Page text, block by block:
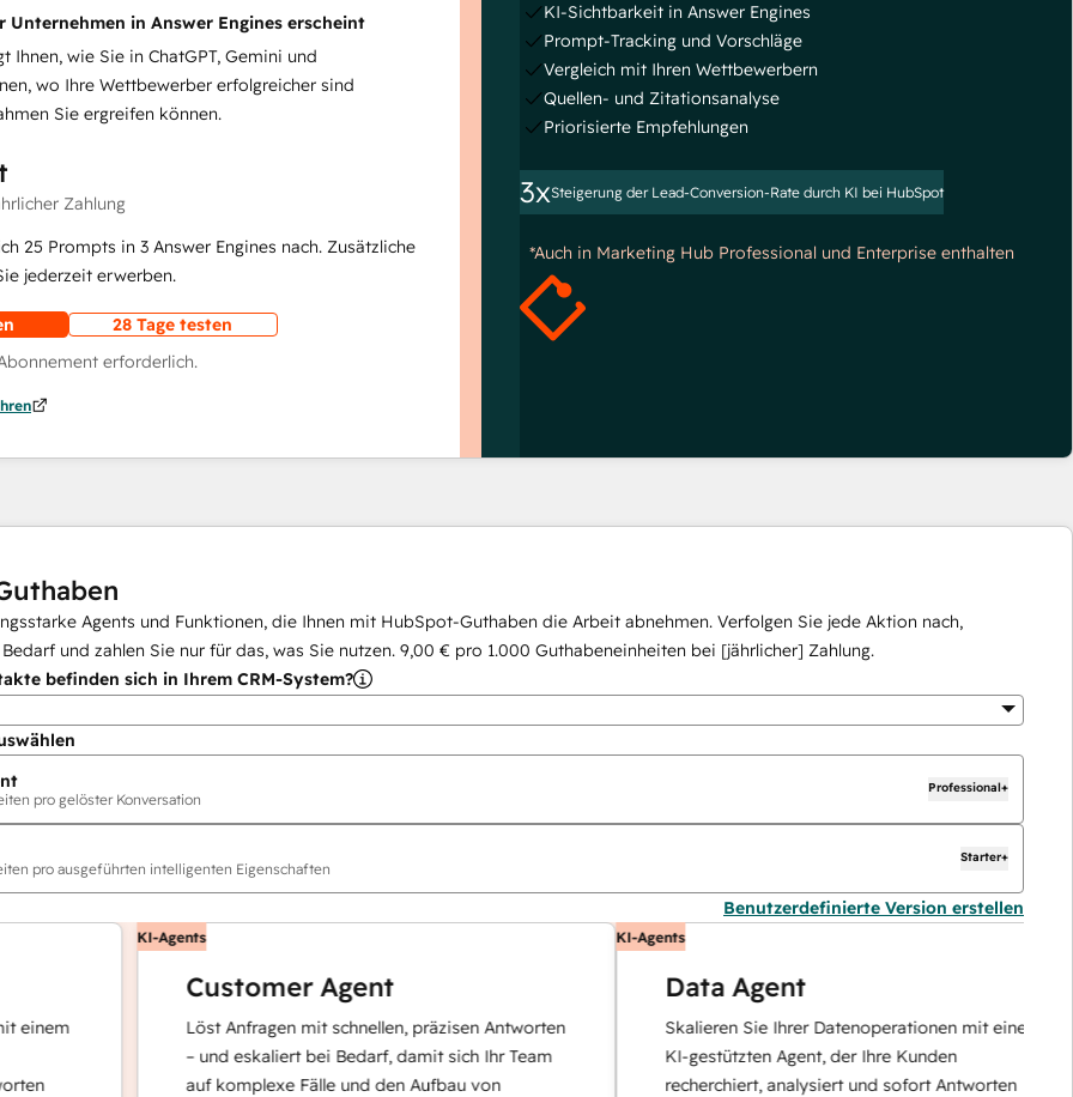
Unternehmen in Answer Engines erscheint
Ihnen, wie Sie in ChatGPT, Gemini und
wo Ihre Wettbewerber erfolgreicher sind
Sie ergreifen können.
Zahlung
25 Prompts in 3 Answer Engines nach. Zusätzliche
jederzeit erwerben.
28 Tage testen
erforderlich.
KI-Sichtbarkeit in Answer Engines
Prompt-Tracking und Vorschläge
Vergleich mit Ihren Wettbewerbern
Quellen- und Zitationsanalyse
Priorisierte Empfehlungen
3xSteigerung der Lead-Conversion-Rate durch KI bei HubSpot
*Auch in Marketing Hub Professional und Enterprise enthalten
Agents und Funktionen, die Ihnen mit HubSpot-Guthaben die Arbeit abnehmen. Verfolgen Sie jede Aktion nach,
und zahlen Sie nur für das, was Sie nutzen. 9,00 € pro 1.000 Guthabeneinheiten bei [jährlicher] Zahlung.
befinden sich in Ihrem CRM-System?
pro gelöster Konversation
Professional+
pro ausgeführten intelligenten Eigenschaften
Starter+
Benutzerdefinierte Version erstellen
KI-Agents
Customer Agent
Löst Anfragen mit schnellen, präzisen Antworten
– und eskaliert bei Bedarf, damit sich Ihr Team
auf komplexe Fälle und den Aufbau von
KI-Agents
Data Agent
Skalieren Sie Ihrer Datenoperationen mit einem
KI-gestützten Agent, der Ihre Kunden
recherchiert, analysiert und sofort Antworten